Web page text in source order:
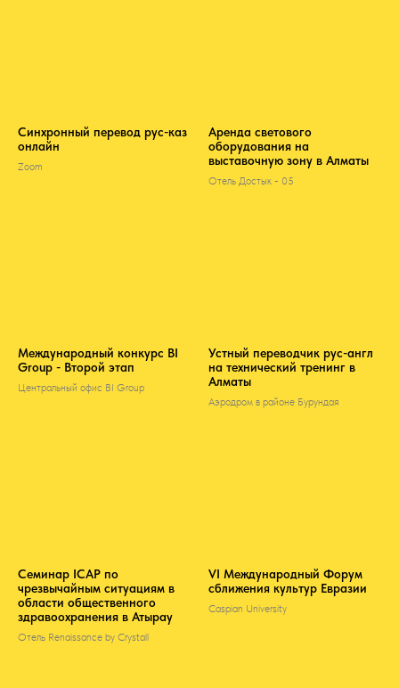
Синхронный перевод рус-каз
онлайн
Zoom
Аренда светового
оборудования на
выставочную зону в Алматы
Отель Достык - 05
Международный конкурс BI
Group - Второй этап
Центральный офис BI Group
Устный переводчик рус-англ
на технический тренинг в
Алматы
Аэродром в районе Бурундая
Семинар ICAP по
чрезвычайным ситуациям в
области общественного
здравоохранения в Атырау
Отель Renaissance by Crystall
VI Международный Форум
сближения культур Евразии
Caspian University